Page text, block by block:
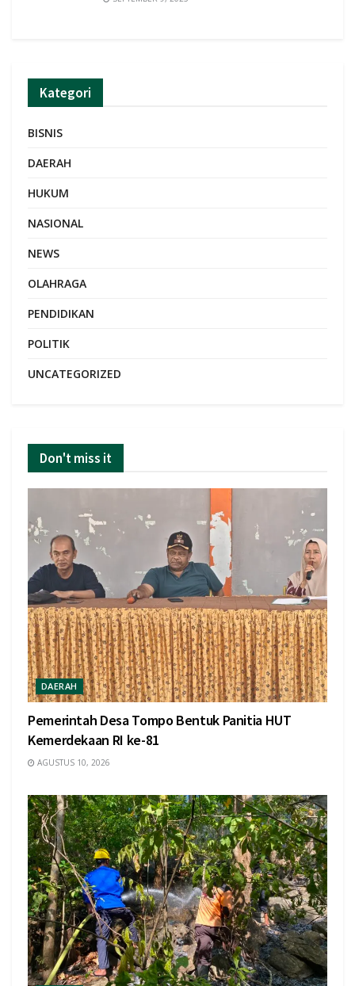
Kategori
BISNIS
DAERAH
HUKUM
NASIONAL
NEWS
OLAHRAGA
PENDIDIKAN
POLITIK
UNCATEGORIZED
Don't miss it
DAERAH
Pemerintah Desa Tompo Bentuk Panitia HUT
Kemerdekaan RI ke-81
AGUSTUS 10, 2026